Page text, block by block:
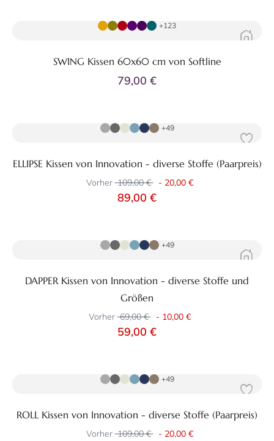
+123
SWING Kissen 60x60 cm von Softline
79,00 €
+49
ELLIPSE Kissen von Innovation - diverse Stoffe (Paarpreis)
Vorher 109,00 € - 20,00 €
89,00 €
+49
DAPPER Kissen von Innovation - diverse Stoffe und
Größen
Vorher 69,00 € - 10,00 €
59,00 €
+49
ROLL Kissen von Innovation - diverse Stoffe (Paarpreis)
Vorher 109,00 € - 20,00 €